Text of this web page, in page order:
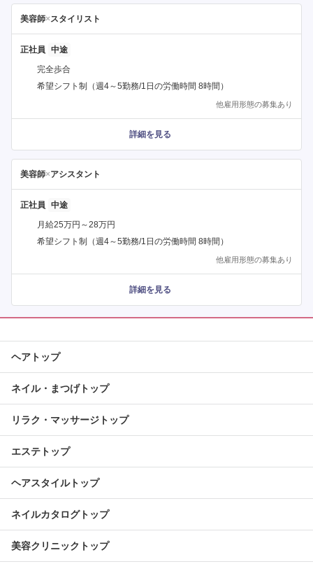
美容師×スタイリスト
正社員
完全歩合
希望シフト制（週4～5勤務/1日の労働時間 8時間）
他雇用形態の募集あり
詳細を見る
美容師×アシスタント
正社員
月給25万円～28万円
希望シフト制（週4～5勤務/1日の労働時間 8時間）
他雇用形態の募集あり
詳細を見る
ヘアトップ
ネイル・まつげトップ
リラク・マッサージトップ
エステトップ
ヘアスタイルトップ
ネイルカタログトップ
美容クリニックトップ